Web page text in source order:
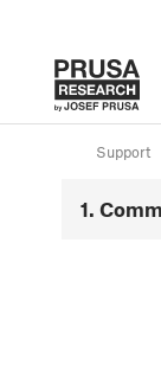
Support
1.